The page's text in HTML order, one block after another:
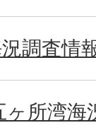
調査情
所湾海